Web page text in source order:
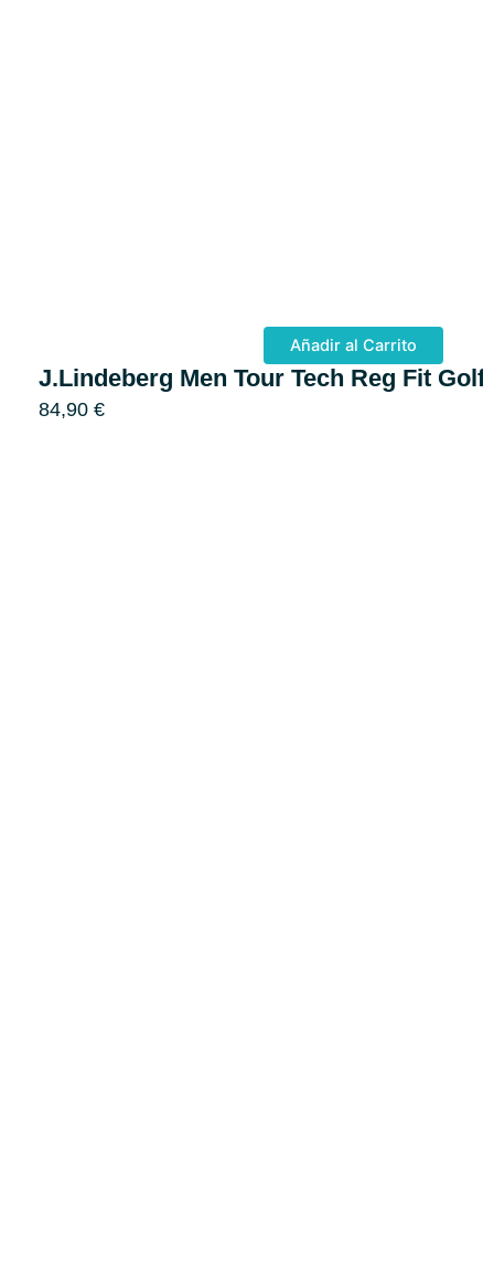
Añadir al Carrito
J.Lindeberg Men Tour Tech Reg Fit Golf
84,90 €